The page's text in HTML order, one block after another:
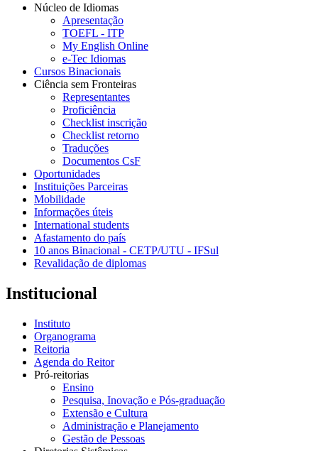
Núcleo de Idiomas
Apresentação
TOEFL - ITP
My English Online
e-Tec Idiomas
Cursos Binacionais
Ciência sem Fronteiras
Representantes
Proficiência
Checklist inscrição
Checklist retorno
Traduções
Documentos CsF
Oportunidades
Instituições Parceiras
Mobilidade
Informações úteis
International students
Afastamento do país
10 anos Binacional - CETP/UTU - IFSul
Revalidação de diplomas
Institucional
Instituto
Organograma
Reitoria
Agenda do Reitor
Pró-reitorias
Ensino
Pesquisa, Inovação e Pós-graduação
Extensão e Cultura
Administração e Planejamento
Gestão de Pessoas